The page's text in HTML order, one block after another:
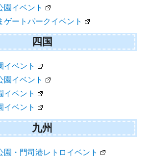
園イベント
ゲートパークイベント
四国
イベント
園イベント
イベント
イベント
九州
園・門司港レトロイベント